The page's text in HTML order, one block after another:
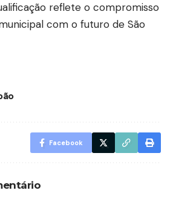
reflete o compromisso
com o futuro de São
Facebook